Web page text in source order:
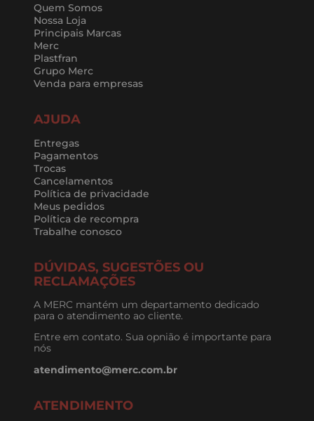
Quem Somos
Nossa Loja
Principais Marcas
Merc
Plastfran
Grupo Merc
Venda para empresas
AJUDA
Entregas
Pagamentos
Trocas
Cancelamentos
Política de privacidade
Meus pedidos
Política de recompra
Trabalhe conosco
DÚVIDAS, SUGESTÕES OU
RECLAMAÇÕES
A MERC mantém um departamento dedicado
para o atendimento ao cliente.
Entre em contato. Sua opnião é importante para
nós
atendimento@merc.com.br
ATENDIMENTO